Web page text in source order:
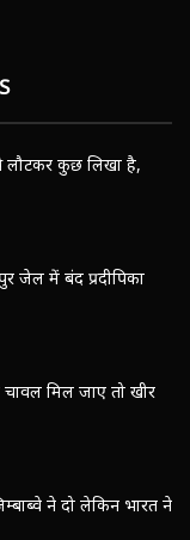
से लौटकर कुछ लिखा है,
जेल में बंद प्रदीपिका
मिल जाए तो खीर
ने दो लेकिन भारत ने